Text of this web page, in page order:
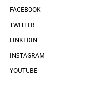
FACEBOOK
TWITTER
LINKEDIN
INSTAGRAM
YOUTUBE